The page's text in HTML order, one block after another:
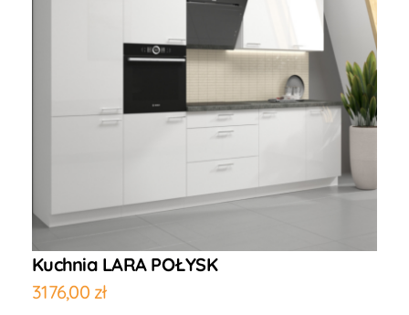
Kuchnia LARA POŁYSK
3176,00 zł